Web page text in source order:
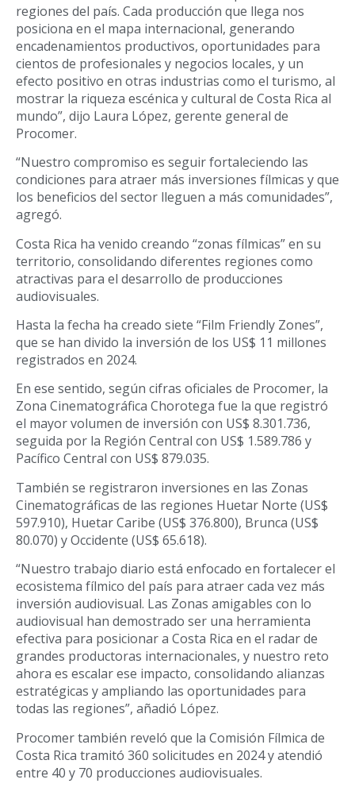
regiones del país. Cada producción que llega nos
posiciona en el mapa internacional, generando
encadenamientos productivos, oportunidades para
cientos de profesionales y negocios locales, y un
efecto positivo en otras industrias como el turismo, al
mostrar la riqueza escénica y cultural de Costa Rica al
mundo”, dijo Laura López, gerente general de
Procomer.
“Nuestro compromiso es seguir fortaleciendo las
condiciones para atraer más inversiones fílmicas y que
los beneficios del sector lleguen a más comunidades”,
agregó.
Costa Rica ha venido creando “zonas fílmicas” en su
territorio, consolidando diferentes regiones como
atractivas para el desarrollo de producciones
audiovisuales.
Hasta la fecha ha creado siete “Film Friendly Zones”,
que se han divido la inversión de los US$ 11 millones
registrados en 2024.
En ese sentido, según cifras oficiales de Procomer, la
Zona Cinematográfica Chorotega fue la que registró
el mayor volumen de inversión con US$ 8.301.736,
seguida por la Región Central con US$ 1.589.786 y
Pacífico Central con US$ 879.035.
También se registraron inversiones en las Zonas
Cinematográficas de las regiones Huetar Norte (US$
597.910), Huetar Caribe (US$ 376.800), Brunca (US$
80.070) y Occidente (US$ 65.618).
“Nuestro trabajo diario está enfocado en fortalecer el
ecosistema fílmico del país para atraer cada vez más
inversión audiovisual. Las Zonas amigables con lo
audiovisual han demostrado ser una herramienta
efectiva para posicionar a Costa Rica en el radar de
grandes productoras internacionales, y nuestro reto
ahora es escalar ese impacto, consolidando alianzas
estratégicas y ampliando las oportunidades para
todas las regiones”, añadió López.
Procomer también reveló que la Comisión Fílmica de
Costa Rica tramitó 360 solicitudes en 2024 y atendió
entre 40 y 70 producciones audiovisuales.